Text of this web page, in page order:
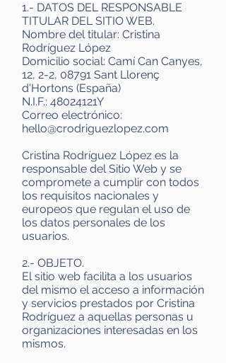
1.- DATOS DEL RESPONSABLE
TITULAR DEL SITIO WEB.
Nombre del titular: Cristina
Rodríguez López
Domicilio social: Camí Can Canyes,
12, 2-2, 08791 Sant Llorenç
d'Hortons (España)
N.I.F.: 48024121Y
Correo electrónico:
hello@crodriguezlopez.com
Cristina Rodríguez López es la
responsable del Sitio Web y se
compromete a cumplir con todos
los requisitos nacionales y
europeos que regulan el uso de
los datos personales de los
usuarios.
2.- OBJETO.
El sitio web facilita a los usuarios
del mismo el acceso a información
y servicios prestados por Cristina
Rodríguez a aquellas personas u
organizaciones interesadas en los
mismos.